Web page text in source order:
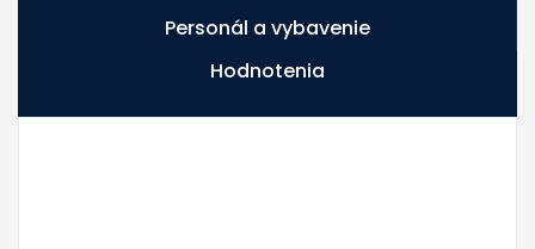
Personál a vybavenie
Hodnotenia